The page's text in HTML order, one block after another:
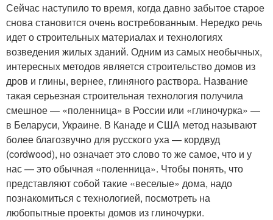
Сейчас наступило то время, когда давно забытое старое
снова становится очень востребованным. Нередко речь
идет о строительных материалах и технологиях
возведения жилых зданий. Одним из самых необычных,
интересных методов является строительство домов из
дров и глины, вернее, глиняного раствора. Название
такая серьезная строительная технология получила
смешное — «поленница» в России или «глиночурка» —
в Беларуси, Украине. В Канаде и США метод называют
более благозвучно для русского уха — кордвуд
(cordwood), но означает это слово то же самое, что и у
нас — это обычная «поленница». Чтобы понять, что
представляют собой такие «веселые» дома, надо
познакомиться с технологией, посмотреть на
любопытные проекты домов из глиночурки.